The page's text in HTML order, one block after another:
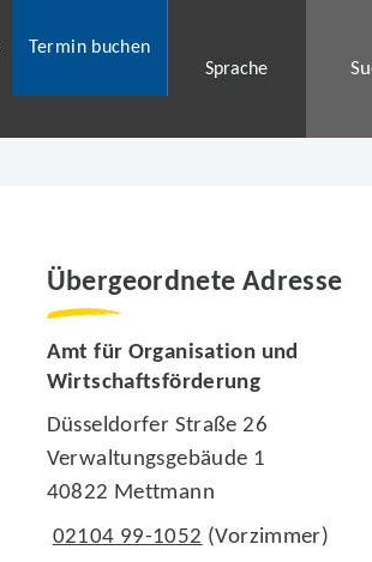
Termin buchen
Sprache
Übergeordnete Adresse
Amt für Organisation und
Wirtschaftsförderung
Düsseldorfer Straße 26
Verwaltungsgebäude 1
40822 Mettmann
02104 99-1052 (Vorzimmer)